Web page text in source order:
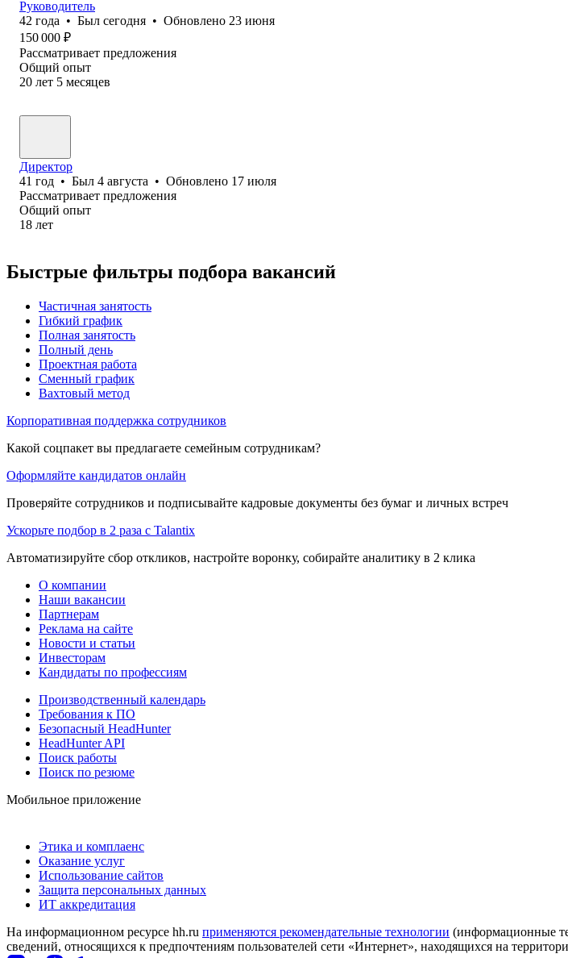
Руководитель
42 года • Был сегодня • Обновлено 23 июня
150 000 ₽
Рассматривает предложения
Общий опыт
20 лет 5 месяцев
Директор
41 год • Был 4 августа • Обновлено 17 июля
Рассматривает предложения
Общий опыт
18 лет
Быстрые фильтры подбора вакансий
Частичная занятость
Гибкий график
Полная занятость
Полный день
Проектная работа
Сменный график
Вахтовый метод
Корпоративная поддержка сотрудников
Какой соцпакет вы предлагаете семейным сотрудникам?
Оформляйте кандидатов онлайн
Проверяйте сотрудников и подписывайте кадровые документы без бумаг и личных встреч
Ускорьте подбор в 2 раза с Talantix
Автоматизируйте сбор откликов, настройте воронку, собирайте аналитику в 2 клика
О компании
Наши вакансии
Партнерам
Реклама на сайте
Новости и статьи
Инвесторам
Кандидаты по профессиям
Производственный календарь
Требования к ПО
Безопасный HeadHunter
HeadHunter API
Поиск работы
Поиск по резюме
Мобильное приложение
Этика и комплаенс
Оказание услуг
Использование сайтов
Защита персональных данных
ИТ аккредитация
На информационном ресурсе hh.ru применяются рекомендательные технологии (информационные
сведений, относящихся к предпочтениям пользователей сети «Интернет», находящихся на